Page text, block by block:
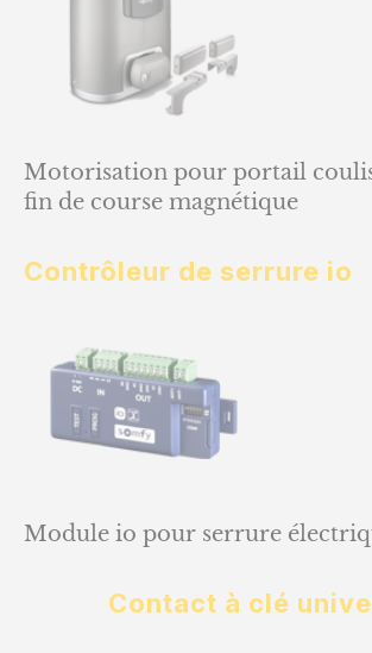
Motorisation pour portail
fin de course magnétique
Contrôleur de serrure io
Module io pour serrure
Contact à clé